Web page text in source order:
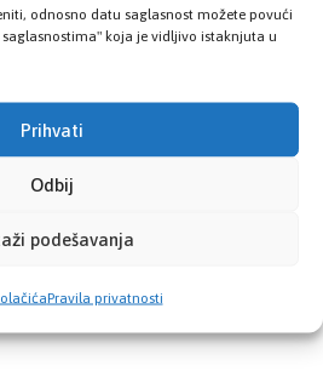
odnosno datu saglasnost možete povući
koja je vidljivo istaknjuta u
Prihvati
Odbij
podešavanja
Pravila privatnosti
STATUS
osiguranja Kantona